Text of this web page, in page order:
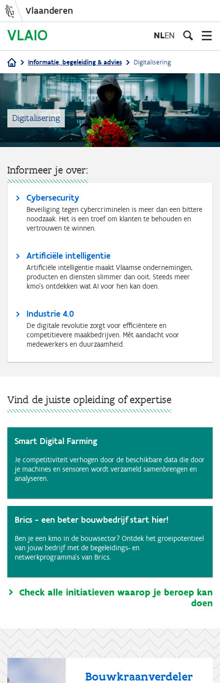
inhoud
gaan
Vlaanderen
NLEN
Kruimelpad
Informatie, begeleiding & advies Digitalisering
Digitalisering
Informeer je over:
Cybersecurity
Beveiliging tegen cybercriminelen is meer dan een bittere
noodzaak. Het is een troef om klanten te behouden en
vertrouwen te winnen.
Artificiële intelligentie
Artificiële intelligentie maakt Vlaamse ondernemingen,
producten en diensten slimmer dan ooit. Steeds meer
kmo’s ontdekken wat AI voor hen kan doen.
Industrie 4.0
De digitale revolutie zorgt voor efficiëntere en
competitievere maakbedrijven. Mét aandacht voor
medewerkers en duurzaamheid.
Vind de juiste opleiding of expertise
Smart Digital Farming
Je competitiviteit verhogen door de beschikbare data die door
je machines en sensoren wordt verzameld samenbrengen en
analyseren.
Brics - een beter bouwbedrijf start hier!
Ben je een kmo in de bouwsector? Ontdek het groeipotentieel
van jouw bedrijf met de begeleidings- en
netwerkprogramma's van Brics.
Check alle initiatieven waarop je beroep kan
doen
Bouwkraanverdeler